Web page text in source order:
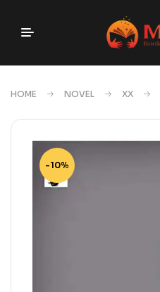
HOME NOVEL XX
-10%